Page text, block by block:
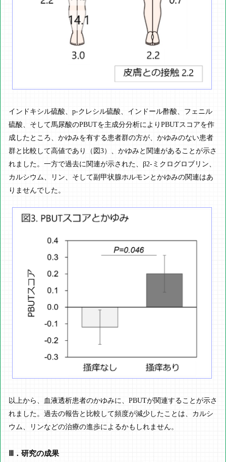
インドキシル硫酸、p-クレシル硫酸、インドール酢酸、フェニル
硫酸、そして馬尿酸のPBUTを主成分分析によりPBUTスコアを作
成したところ、かゆみを有する患者群の方が、かゆみのない患者
群と比較して高値であり（図3）、かゆみと関連があることが示さ
れました。一方で過去に関連が示された、β2-ミクログロブリン、
カルシウム、リン、そして副甲状腺ホルモンとかゆみの関連はあ
りませんでした。
以上から、血液透析患者のかゆみに、PBUTが関連することが示さ
れました。過去の報告と比較して頻度が減少したことは、カルシ
ウム、リンなどの治療の進歩によるかもしれません。
Ⅲ．研究の成果